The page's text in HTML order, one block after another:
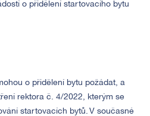
o přidělení startovacího bytu
o přidělení bytu požádat, a
rektora č. 4/2022, kterým se
startovacích bytů. V současné